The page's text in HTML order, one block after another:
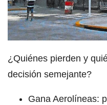
¿Quiénes pierden y
decisión semejante?
Gana Aerolíneas: